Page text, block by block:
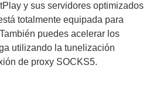
y sus servidores optimizados
totalmente equipada para
puedes acelerar los
utilizando la tunelización
de proxy SOCKS5.